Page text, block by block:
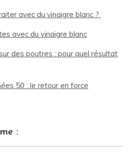
avec du vinaigre blanc ?
avec du vinaigre blanc
des poutres : pour quel résultat
50 : le retour en force
: